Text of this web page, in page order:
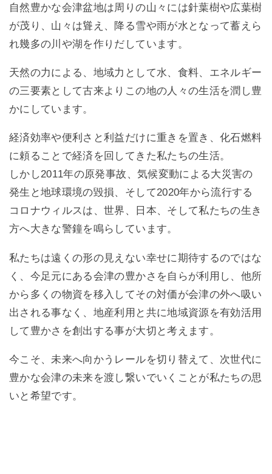
自然豊かな会津盆地は周りの山々には針葉樹や広葉樹
が茂り、山々は聳え、降る雪や雨が水となって蓄えら
れ幾多の川や湖を作りだしています。
天然の力による、地域力として水、食料、エネルギー
の三要素として古来よりこの地の人々の生活を潤し豊
かにしています。
経済効率や便利さと利益だけに重きを置き、化石燃料
に頼ることで経済を回してきた私たちの生活。
しかし2011年の原発事故、気候変動による大災害の
発生と地球環境の毀損、そして2020年から流行する
コロナウィルスは、世界、日本、そして私たちの生き
方へ大きな警鐘を鳴らしています。
私たちは遠くの形の見えない幸せに期待するのではな
く、今足元にある会津の豊かさを自らが利用し、他所
から多くの物資を移入してその対価が会津の外へ吸い
出される事なく、地産利用と共に地域資源を有効活用
して豊かさを創出する事が大切と考えます。
今こそ、未来へ向かうレールを切り替えて、次世代に
豊かな会津の未来を渡し繋いでいくことが私たちの思
いと希望です。